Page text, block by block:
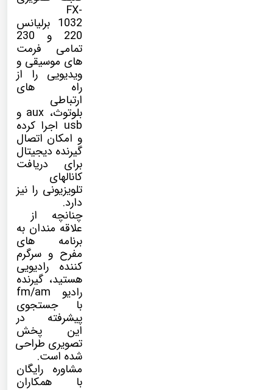
FX-
1032 برلیانس
220 و 230
تمامی فرمت
های موسیقی و
ویدیویی را از
راه های
ارتباطی
بلوتوث، aux و
usb اجرا کرده
و امکان اتصال
گیرنده دیجیتال
برای دریافت
کانالهای
تلویزیونی را نیز
دارد.
چنانچه از
علاقه مندان به
برنامه های
مفرح و سرگرم
کننده رادیویی
هستید، گیرنده
رادیو fm/am
با جستجوی
پیشرفته در
این پخش
تصویری طراحی
شده است.
مشاوره رایگان
با همکاران